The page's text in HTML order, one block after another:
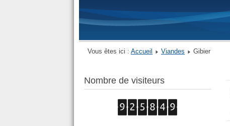
Vous êtes ici : Accueil Viandes Gibier
Nombre de visiteurs